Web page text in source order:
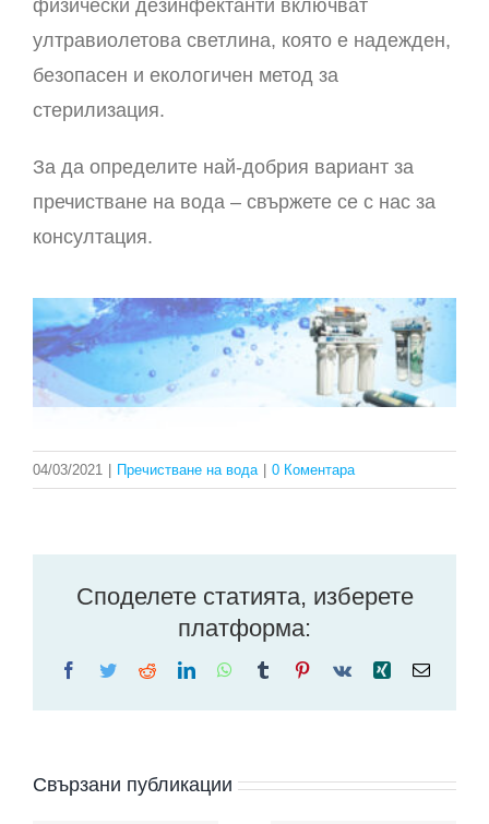
физически дезинфектанти включват
ултравиолетова светлина, която е надежден,
безопасен и екологичен метод за
стерилизация.
За да определите най-добрия вариант за
пречистване на вода – свържете се с нас за
консултация.
04/03/2021 Пречистване на вода 0 Коментара
Споделете статията, изберете
платформа:
Facebook
TwitterRedditLinkedInWhatsApp
TumblrPinterest
Vk Xing
Свързани публикации